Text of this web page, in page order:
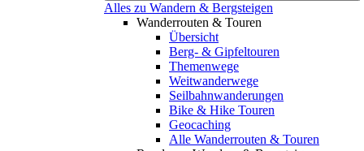
Alles zu Wandern & Bergsteigen
Wanderrouten & Touren
Übersicht
Berg- & Gipfeltouren
Themenwege
Weitwanderwege
Seilbahnwanderungen
Bike & Hike Touren
Geocaching
Alle Wanderrouten & Touren